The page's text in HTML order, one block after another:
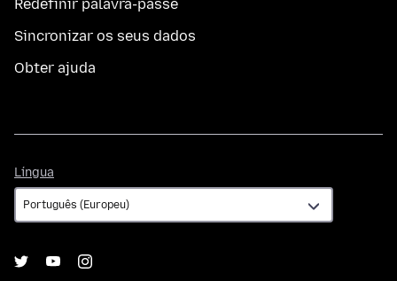
Redefinir palavra-passe
Sincronizar os seus dados
Obter ajuda
Língua